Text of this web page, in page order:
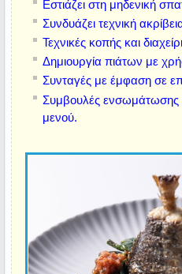
Εστιάζει στη μηδενική
Συνδυάζει τεχνική
Τεχνικές κοπής και
Δημιουργία πιάτων με
Συνταγές με έμφαση σε
Συμβουλές ενσωμάτωσης
μενού.